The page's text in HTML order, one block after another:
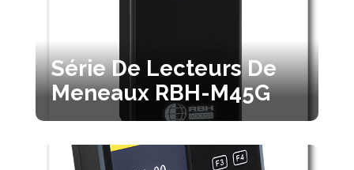
Série De Lecteurs De
Meneaux RBH-M45G